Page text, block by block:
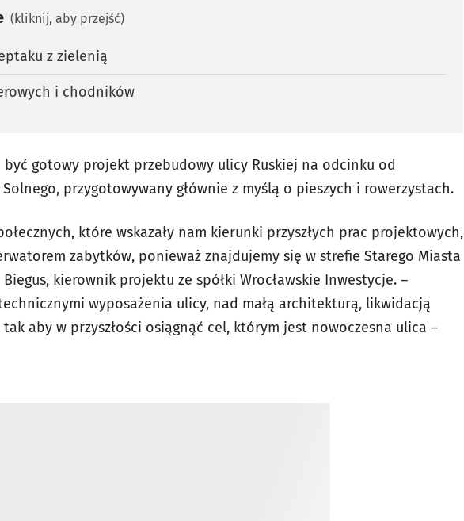
(kliknij, aby przejść)
z zielenią
i chodników
być gotowy projekt przebudowy ulicy Ruskiej na odcinku od
przygotowywany głównie z myślą o pieszych i rowerzystach.
które wskazały nam kierunki przyszłych prac projektowych,
zabytków, ponieważ znajdujemy się w strefie Starego Miasta
kierownik projektu ze spółki Wrocławskie Inwestycje. –
wyposażenia ulicy, nad małą architekturą, likwidacją
aby w przyszłości osiągnąć cel, którym jest nowoczesna ulica –